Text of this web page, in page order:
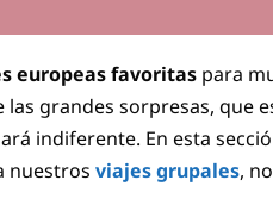
europeas favoritas para
grandes sorpresas, que
indiferente. En esta
nuestros viajes grupales,